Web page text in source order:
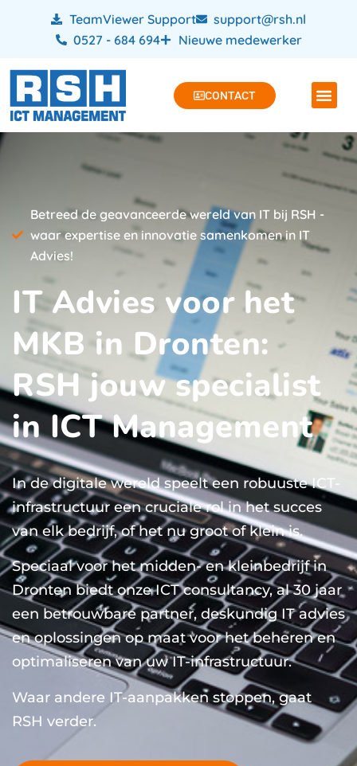
TeamViewer Support
support@rsh.nl
0527 - 684 694
Nieuwe medewerker
CONTACT
Betreed de geavanceerde wereld van IT bij RSH -
waar expertise en innovatie samenkomen in IT
Advies!
IT Advies voor het
MKB in Dronten:
RSH jouw specialist
in ICT Management
In de digitale wereld speelt een robuuste ICT-
infrastructuur een cruciale rol in het succes
van elk bedrijf, of het nu groot of klein is.
Speciaal voor het midden- en kleinbedrijf in
Dronten biedt onze ICT consultancy, al 30 jaar
een betrouwbare partner, deskundig IT advies
en oplossingen op maat voor het beheren en
optimaliseren van uw IT-infrastructuur.
Waar andere IT-aanpakken stoppen, gaat
RSH verder.